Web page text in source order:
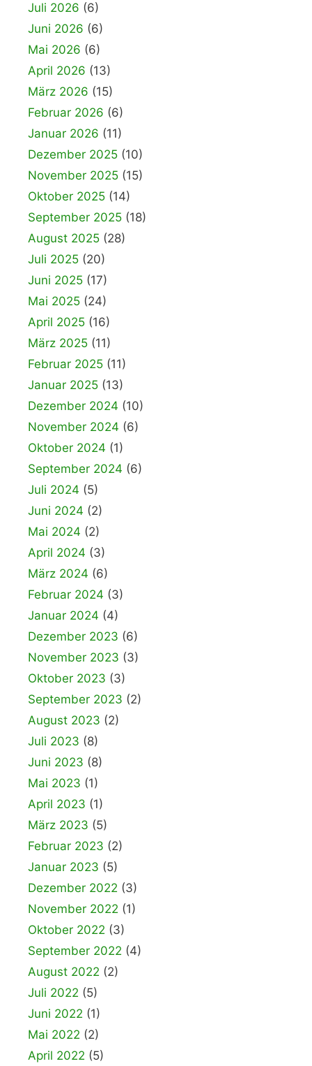
Juli 2026 (6)
Juni 2026 (6)
Mai 2026 (6)
April 2026 (13)
März 2026 (15)
Februar 2026 (6)
Januar 2026 (11)
Dezember 2025 (10)
November 2025 (15)
Oktober 2025 (14)
September 2025 (18)
August 2025 (28)
Juli 2025 (20)
Juni 2025 (17)
Mai 2025 (24)
April 2025 (16)
März 2025 (11)
Februar 2025 (11)
Januar 2025 (13)
Dezember 2024 (10)
November 2024 (6)
Oktober 2024 (1)
September 2024 (6)
Juli 2024 (5)
Juni 2024 (2)
Mai 2024 (2)
April 2024 (3)
März 2024 (6)
Februar 2024 (3)
Januar 2024 (4)
Dezember 2023 (6)
November 2023 (3)
Oktober 2023 (3)
September 2023 (2)
August 2023 (2)
Juli 2023 (8)
Juni 2023 (8)
Mai 2023 (1)
April 2023 (1)
März 2023 (5)
Februar 2023 (2)
Januar 2023 (5)
Dezember 2022 (3)
November 2022 (1)
Oktober 2022 (3)
September 2022 (4)
August 2022 (2)
Juli 2022 (5)
Juni 2022 (1)
Mai 2022 (2)
April 2022 (5)